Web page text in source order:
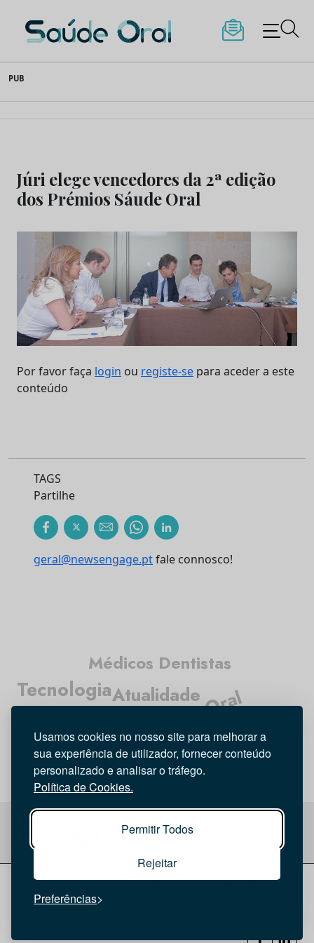
Usamos cookies no nosso site para melhorar a
sua experiência de utilizador, fornecer conteúdo
personalizado e analisar o tráfego.
Política de Cookies.
Permitir Todos
Rejeitar
Preferências
to
content
Saúde Oral
PUB
Júri elege vencedores da 2ª edição
dos Prémios Sáude Oral
Por favor faça login ou registe-se para aceder a este
conteúdo
TAGS
Partilhe
geral@newsengage.ptfale connosco!
Atualidade
Médicos Dentistas
Higiene Oral
Opinião
Tecnologia
Investigação
Política de privacidade